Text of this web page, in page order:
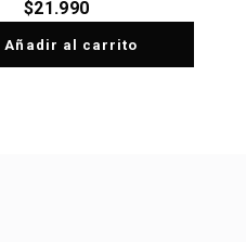
$21.990
Añadir al carrito